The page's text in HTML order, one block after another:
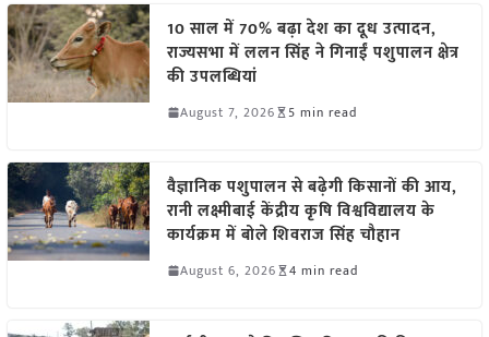
10 साल में 70% बढ़ा देश का दूध उत्पादन,
राज्यसभा में ललन सिंह ने गिनाईं पशुपालन क्षेत्र
की उपलब्धियां
August 7, 2026 5 min read
वैज्ञानिक पशुपालन से बढ़ेगी किसानों की आय,
रानी लक्ष्मीबाई केंद्रीय कृषि विश्वविद्यालय के
कार्यक्रम में बोले शिवराज सिंह चौहान
August 6, 2026 4 min read